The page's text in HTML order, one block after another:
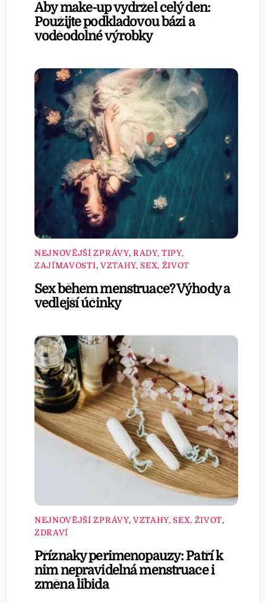
Aby make-up vydržel celý den:
Použijte podkladovou bázi a
voděodolné výrobky
NEJNOVĚJŠÍ ZPRÁVY, RADY, TIPY,
ZAJÍMAVOSTI, VZTAHY, SEX, ŽIVOT
Sex během menstruace? Výhody a
vedlejší účinky
NEJNOVĚJŠÍ ZPRÁVY, VZTAHY, SEX, ŽIVOT,
ZDRAVÍ
Příznaky perimenopauzy: Patří k
nim nepravidelná menstruace i
změna libida